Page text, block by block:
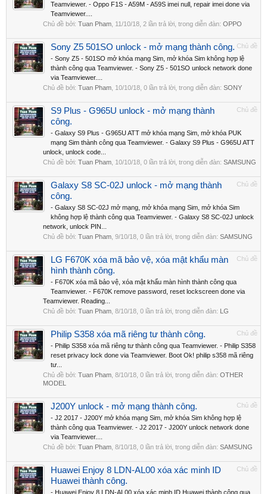
Teamviewer. - Oppo F1S - A59M - A59S imei null, repair imei done via
Teamviewer....
Chủ đề bởi: Tuan Pham 11/10/18 , 2 lần trả lời, trong diễn đàn: OPPO
Chủ đề
Sony Z5 501SO unlock - mở mạng thành công.
- Sony Z5 - 501SO mở khóa mạng Sim, mở khóa Sim không hợp lệ
thành công qua Teamviewer. - Sony Z5 - 501SO unlock network done
via Teamviewer....
Chủ đề bởi: Tuan Pham 10/10/18 , 0 lần trả lời, trong diễn đàn: SONY
Chủ đề
S9 Plus - G965U unlock - mở mạng thành
công.
- Galaxy S9 Plus - G965U ATT mở khóa mạng Sim, mở khóa PUK
mạng Sim thành công qua Teamviewer. - Galaxy S9 Plus - G965U ATT
unlock, unlock code...
Chủ đề bởi: Tuan Pham 10/10/18 , 0 lần trả lời, trong diễn đàn: SAMSUNG
Chủ đề
Galaxy S8 SC-02J unlock - mở mạng thành
công.
- Galaxy S8 SC-02J mở mạng, mở khóa mạng Sim, mở khóa Sim
không hợp lệ thành công qua Teamviewer. - Galaxy S8 SC-02J unlock
network, unlock PIN...
Chủ đề bởi: Tuan Pham 9/10/18 , 0 lần trả lời, trong diễn đàn: SAMSUNG
Chủ đề
LG F670K xóa mã bảo vệ, xóa mật khẩu màn
hình thành công.
- F670K xóa mã bảo vệ, xóa mật khẩu màn hình thành công qua
Teamviewer. - F670K remove password, reset lockscreen done via
Teamviewer. Reading...
Chủ đề bởi: Tuan Pham 8/10/18 , 0 lần trả lời, trong diễn đàn: LG
Chủ đề
Philip S358 xóa mã riêng tư thành công.
- Philip S358 xóa mã riêng tư thành công qua Teamviewer. - Philip S358
reset privacy lock done via Teamviewer. Boot Ok! philip s358 mã riêng
tư...
Chủ đề bởi: Tuan Pham 8/10/18 , 0 lần trả lời, trong diễn đàn: OTHER
MODEL
Chủ đề
J200Y unlock - mở mạng thành công.
- J2 2017 - J200Y mở khóa mạng Sim, mở khóa Sim không hợp lệ
thành công qua Teamviewer. - J2 2017 - J200Y unlock network done
via Teamviewer....
Chủ đề bởi: Tuan Pham 8/10/18 , 0 lần trả lời, trong diễn đàn: SAMSUNG
Chủ đề
Huawei Enjoy 8 LDN-AL00 xóa xác minh ID
Huawei thành công.
- Huawei Enjoy 8 LDN-AL00 xóa xác minh ID Huawei thành công qua